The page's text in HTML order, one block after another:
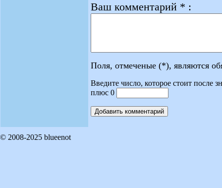
Ваш комментарий * :
Поля, отмеченые (*), являются
Введите число, которое стоит после
плюс 0
© 2008-2025 blueenot